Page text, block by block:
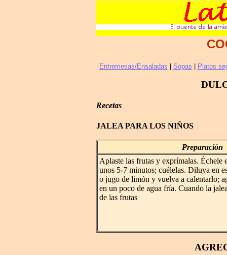
Entremesas/Ensaladas Sopas Platos
Recetas
JALEA PARA LOS NIÑOS
Preparación
Aplaste las frutas y exprímalas. Échele
unos 5-7 minutos; cuélelas. Diluya en
o jugo de limón y vuelva a calentarlo;
en un poco de agua fría. Cuando la
de las frutas